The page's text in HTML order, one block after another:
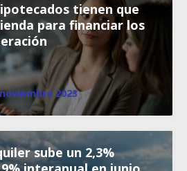
tienen que
para financiar los
2023
sube un 2,3%